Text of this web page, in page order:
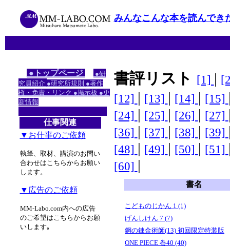
みんなこんな本を読んでき
●トップページ
●研
究員紹介 ●研究所規則 ●著作
権・免責・リンク ●掲示板 ●更
新情報
仕事関連
▼お仕事のご依頼
執筆、取材、講演のお問い
合わせはこちらからお願い
します。
▼広告のご依頼
MM-Labo.com内への広告
のご希望はこちらからお願
いします｡
書評リスト [1] |
[12] | [13] | [14] | [15]
[24] | [25] | [26] | [27]
[36] | [37] | [38] | [39]
[48] | [49] | [50] | [51]
[60] |
書名
こどものじかん 1 (1)
げんしけん 7 (7)
鋼の錬金術師(13) 初回限定特装版
ONE PIECE 巻40 (40)